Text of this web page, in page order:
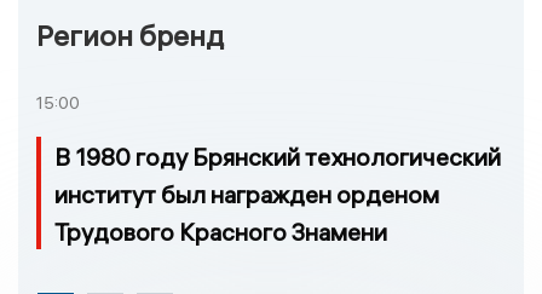
Регион бренд
15:00
В 1980 году Брянский технологический
институт был награжден орденом
Трудового Красного Знамени